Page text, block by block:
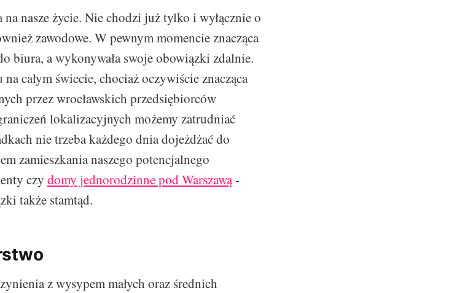
na nasze życie. Nie chodzi już tylko i wyłącznie o
zawodowe. W pewnym momencie znacząca
biura, a wykonywała swoje obowiązki zdalnie.
całym świecie, chociaż oczywiście znacząca
przez wrocławskich przedsiębiorców
lokalizacyjnych możemy zatrudniać
nie trzeba każdego dnia dojeżdżać do
zamieszkania naszego potencjalnego
czy domy jednorodzinne pod Warszawą-
także stamtąd.
z wysypem małych oraz średnich